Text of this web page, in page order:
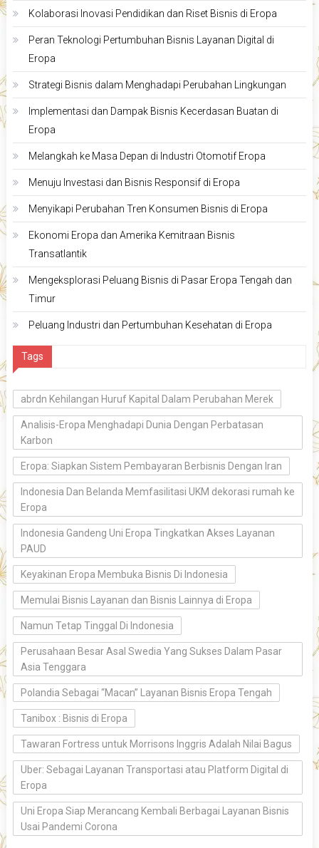
Kolaborasi Inovasi Pendidikan dan Riset Bisnis di Eropa
Peran Teknologi Pertumbuhan Bisnis Layanan Digital di
Eropa
Strategi Bisnis dalam Menghadapi Perubahan Lingkungan
Implementasi dan Dampak Bisnis Kecerdasan Buatan di
Eropa
Melangkah ke Masa Depan di Industri Otomotif Eropa
Menuju Investasi dan Bisnis Responsif di Eropa
Menyikapi Perubahan Tren Konsumen Bisnis di Eropa
Ekonomi Eropa dan Amerika Kemitraan Bisnis
Transatlantik
Mengeksplorasi Peluang Bisnis di Pasar Eropa Tengah dan
Timur
Peluang Industri dan Pertumbuhan Kesehatan di Eropa
Tags
abrdn Kehilangan Huruf Kapital Dalam Perubahan Merek
Analisis-Eropa Menghadapi Dunia Dengan Perbatasan
Karbon
Eropa: Siapkan Sistem Pembayaran Berbisnis Dengan Iran
Indonesia Dan Belanda Memfasilitasi UKM dekorasi rumah ke
Eropa
Indonesia Gandeng Uni Eropa Tingkatkan Akses Layanan
PAUD
Keyakinan Eropa Membuka Bisnis Di Indonesia
Memulai Bisnis Layanan dan Bisnis Lainnya di Eropa
Namun Tetap Tinggal Di Indonesia
Perusahaan Besar Asal Swedia Yang Sukses Dalam Pasar
Asia Tenggara
Polandia Sebagai “Macan” Layanan Bisnis Eropa Tengah
Tanibox : Bisnis di Eropa
Tawaran Fortress untuk Morrisons Inggris Adalah Nilai Bagus
Uber: Sebagai Layanan Transportasi atau Platform Digital di
Eropa
Uni Eropa Siap Merancang Kembali Berbagai Layanan Bisnis
Usai Pandemi Corona